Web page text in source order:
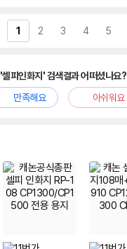
1 2 3 4 5
'셀피인화지' 검색결과 어떠셨나요?
만족해요
아쉬워요